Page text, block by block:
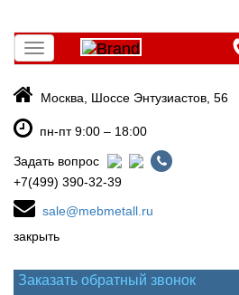
Toggle
navigation
Москва, Шоссе Энтузиастов, 56
пн-пт 9:00 – 18:00
Задать вопрос
+7(499) 390-32-39
sale@mebmetall.ru
закрыть
Заказать обратный звонок